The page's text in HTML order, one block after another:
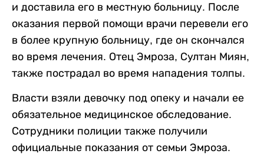
и доставила его в местную больницу. После
оказания первой помощи врачи перевели его
в более крупную больницу, где он скончался
во время лечения. Отец Эмроза, Султан Миян,
также пострадал во время нападения толпы.
Власти взяли девочку под опеку и начали ее
обязательное медицинское обследование.
Сотрудники полиции также получили
официальные показания от семьи Эмроза.